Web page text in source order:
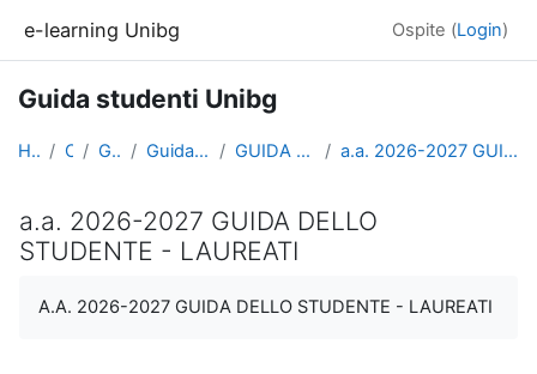
e-learning Unibg Ospite (Login)
Guida studenti Unibg
Home Corsi Generale Guida studenti Unibg GUIDA DELLO STUDENTE a.a. 2026-2027 GUIDA DELLO STUDENTE - LAUREATI
a.a. 2026-2027 GUIDA DELLO
STUDENTE - LAUREATI
A.A. 2026-2027 GUIDA DELLO STUDENTE - LAUREATI